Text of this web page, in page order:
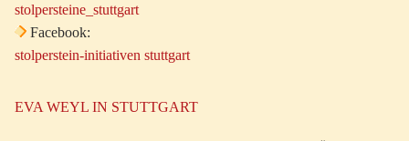
stolpersteine_stuttgart
Facebook:
stolperstein-initiativen stuttgart
EVA WEYL IN STUTTGART